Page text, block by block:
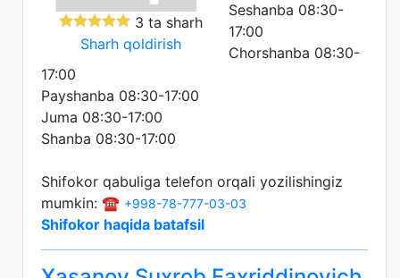
3 ta sharh
Sharh qoldirish
Seshanba 08:30-
17:00
Chorshanba 08:30-
17:00
Payshanba 08:30-17:00
Juma 08:30-17:00
Shanba 08:30-17:00
Shifokor qabuliga telefon orqali yozilishingiz
mumkin: ☎️ +998-78-777-03-03
Shifokor haqida batafsil